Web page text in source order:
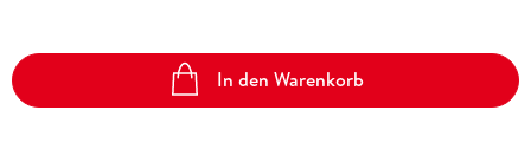
In den Warenkorb